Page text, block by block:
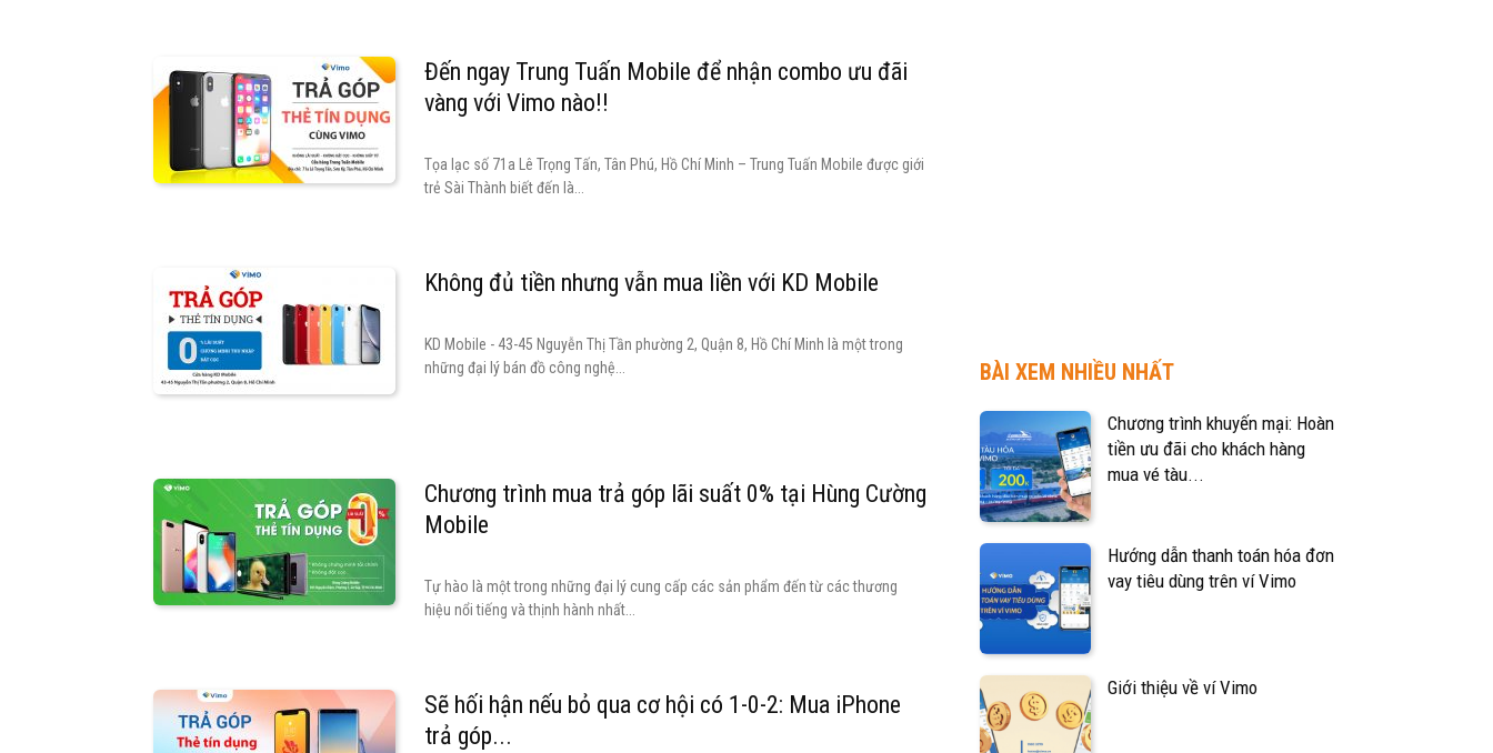
Đến ngay Trung Tuấn Mobile để nhận combo ưu đãi
vàng với Vimo nào!!
Tọa lạc số 71a Lê Trọng Tấn, Tân Phú, Hồ Chí Minh – Trung Tuấn Mobile được giới
trẻ Sài Thành biết đến là...
Không đủ tiền nhưng vẫn mua liền với KD Mobile
KD Mobile - 43-45 Nguyễn Thị Tần phường 2, Quận 8, Hồ Chí Minh là một trong
những đại lý bán đồ công nghệ...
Chương trình mua trả góp lãi suất 0% tại Hùng Cường
Mobile
Tự hào là một trong những đại lý cung cấp các sản phẩm đến từ các thương
hiệu nổi tiếng và thịnh hành nhất...
Sẽ hối hận nếu bỏ qua cơ hội có 1-0-2: Mua iPhone
trả góp...
BÀI XEM NHIỀU NHẤT
Chương trình khuyến mại: Hoàn
tiền ưu đãi cho khách hàng
mua vé tàu...
Hướng dẫn thanh toán hóa đơn
vay tiêu dùng trên ví Vimo
Giới thiệu về ví Vimo